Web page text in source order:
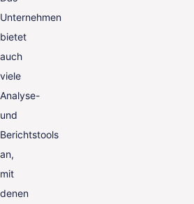
Unternehmen
bietet
auch
viele
Analyse-
und
Berichtstools
an,
mit
denen